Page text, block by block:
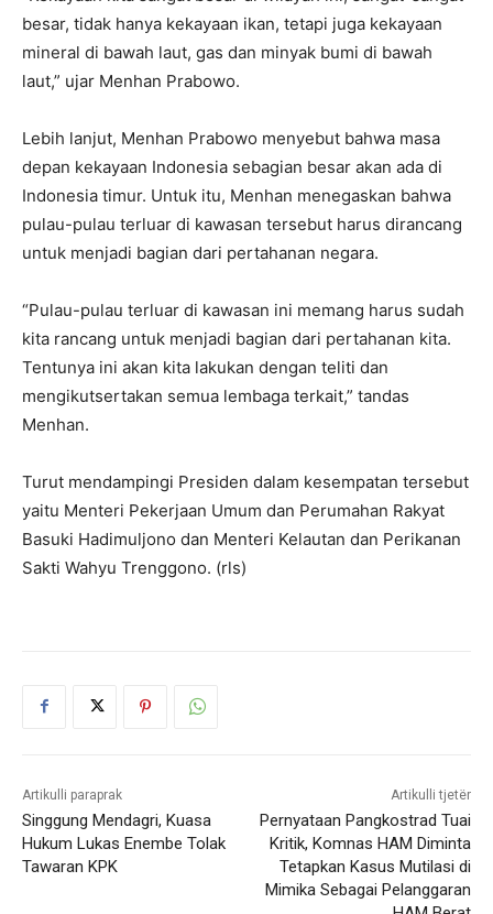
besar, tidak hanya kekayaan ikan, tetapi juga kekayaan
mineral di bawah laut, gas dan minyak bumi di bawah
laut,” ujar Menhan Prabowo.
Lebih lanjut, Menhan Prabowo menyebut bahwa masa
depan kekayaan Indonesia sebagian besar akan ada di
Indonesia timur. Untuk itu, Menhan menegaskan bahwa
pulau-pulau terluar di kawasan tersebut harus dirancang
untuk menjadi bagian dari pertahanan negara.
“Pulau-pulau terluar di kawasan ini memang harus sudah
kita rancang untuk menjadi bagian dari pertahanan kita.
Tentunya ini akan kita lakukan dengan teliti dan
mengikutsertakan semua lembaga terkait,” tandas
Menhan.
Turut mendampingi Presiden dalam kesempatan tersebut
yaitu Menteri Pekerjaan Umum dan Perumahan Rakyat
Basuki Hadimuljono dan Menteri Kelautan dan Perikanan
Sakti Wahyu Trenggono. (rls)
Artikulli paraprak
Singgung Mendagri, Kuasa
Hukum Lukas Enembe Tolak
Tawaran KPK
Artikulli tjetër
Pernyataan Pangkostrad Tuai
Kritik, Komnas HAM Diminta
Tetapkan Kasus Mutilasi di
Mimika Sebagai Pelanggaran